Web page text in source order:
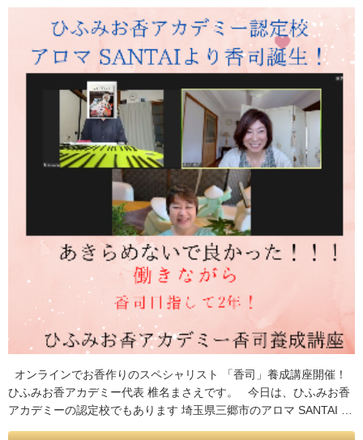
オンラインでお香作りのスペシャリスト 「香司」養成講座開催！
ひふみお香アカデミー代表 椎名まさえです。 今日は、ひふみお香
アカデミーの認定校でもあります 埼玉県三郷市のアロマ SANTAI …